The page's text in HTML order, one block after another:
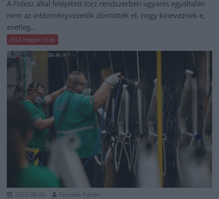
A Fidesz által felépített torz rendszerben ugyanis egyáltalán
nem az intézményvezetők döntötték el, hogy kineveznek-e,
esetleg...
JNSZ megyei hírek
2026.08.06. Fazekas Adrián